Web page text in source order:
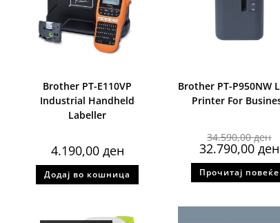
Brother PT-E110VP
Industrial Handheld
Labeller
4.190,00 ден
Додај во кошница
Brother PT-P950NW
Printer For
34.590,00ден
32.790,00ден
Прочитај повеќе